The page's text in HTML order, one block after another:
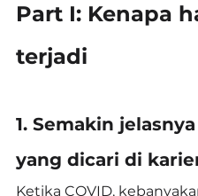
Part I: Kenapa
terjadi
1. Semakin
yang dicari di
Ketika COVID,